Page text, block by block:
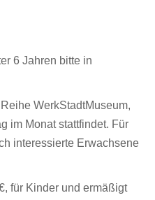
6 Jahren bitte in
WerkStadtMuseum,
im Monat stattfindet. Für
interessierte Erwachsene
für Kinder und ermäßigt